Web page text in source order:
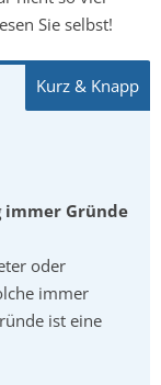
Sie selbst!
immer Gründe
oder
immer
ist eine